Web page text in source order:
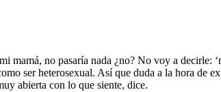
mamá, no pasaría nada ¿no? No voy a decirle:
ser heterosexual. Así que duda a la hora de
abierta con lo que siente, dice.